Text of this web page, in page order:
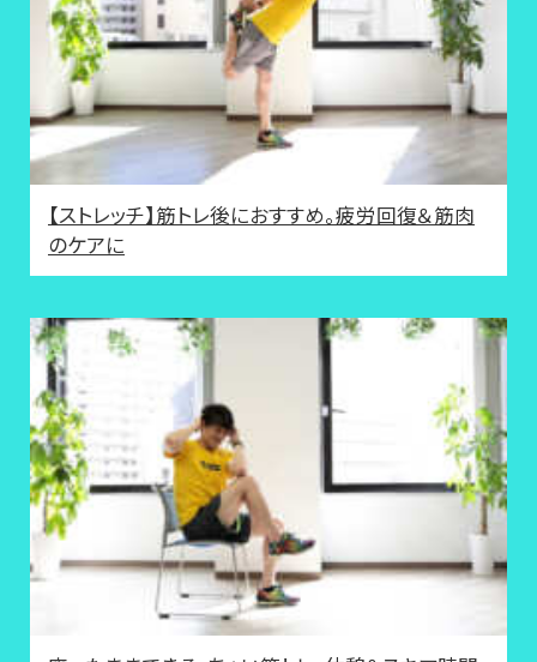
【ストレッチ】筋トレ後におすすめ。疲労回復＆筋肉
のケアに